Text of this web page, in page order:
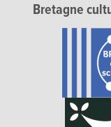
Bretagne